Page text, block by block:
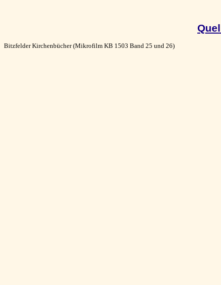
Bitzfelder Kirchenbücher (Mikrofilm KB 1503 Band 25 und 26)